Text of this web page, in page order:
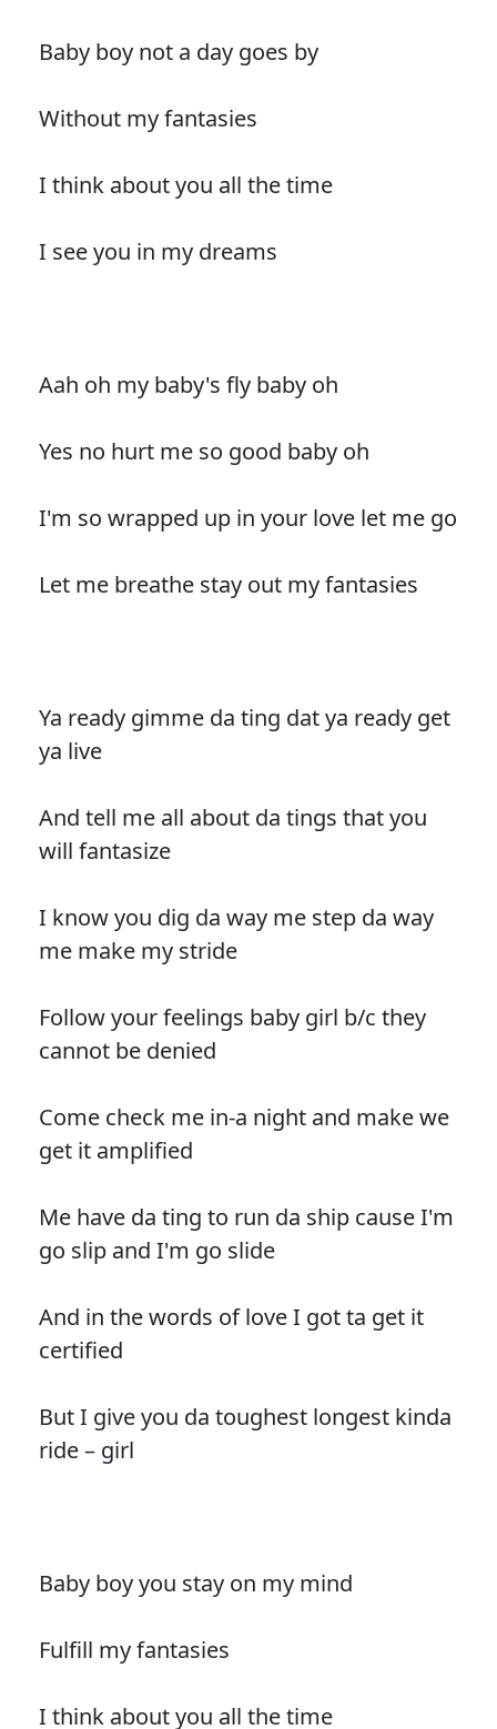
Baby boy not a day goes by
Without my fantasies
I think about you all the time
I see you in my dreams
Aah oh my baby's fly baby oh
Yes no hurt me so good baby oh
I'm so wrapped up in your love let me go
Let me breathe stay out my fantasies
Ya ready gimme da ting dat ya ready get
ya live
And tell me all about da tings that you
will fantasize
I know you dig da way me step da way
me make my stride
Follow your feelings baby girl b/c they
cannot be denied
Come check me in-a night and make we
get it amplified
Me have da ting to run da ship cause I'm
go slip and I'm go slide
And in the words of love I got ta get it
certified
But I give you da toughest longest kinda
ride – girl
Baby boy you stay on my mind
Fulfill my fantasies
I think about you all the time